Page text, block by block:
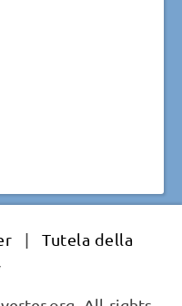
|
Tutela della